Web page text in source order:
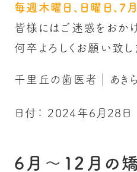
毎週木曜日、日曜日、7
皆様にはご迷惑をおかけ
何卒よろしくお願い致しま
千里丘の歯医者｜あき
日付： 2024年6月28日
6月〜12月の